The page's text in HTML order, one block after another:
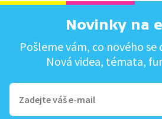
Novinky na
Pošleme vám, co nového se
Nová videa, témata,